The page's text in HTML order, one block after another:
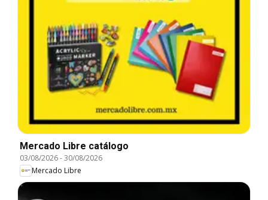
Mercado Libre catálogo
03/08/2026-30/08/2026
Mercado Libre